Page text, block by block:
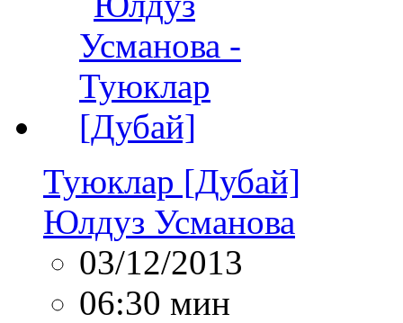
Туюклар [Дубай]
Юлдуз Усманова
03/12/2013
06:30 мин